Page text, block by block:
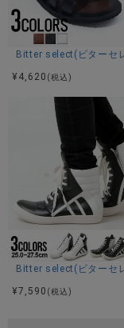
Bitter select(ビターセ
¥ 4,620 (税込)
Bitter select(ビターセ
¥7,590 (税込)